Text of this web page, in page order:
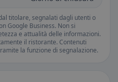
titolare, segnalati dagli utenti o
Google Business. Non si
e attualità delle informazioni.
il ristorante. Contenuti
la funzione di segnalazione.